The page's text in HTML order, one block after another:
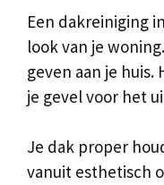
Een dakreiniging
look van je
geven aan je
je gevel voor het
Je dak proper
vanuit esthetisch